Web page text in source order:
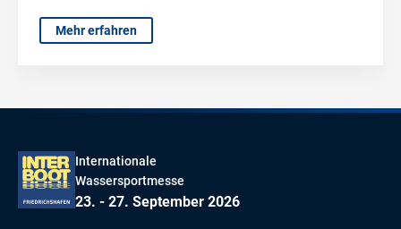
Mehr erfahren
Internationale
Wassersportmesse
23. - 27. September 2026